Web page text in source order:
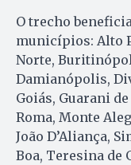
O trecho
municípios: Alto
Norte,
Damianópolis,
Goiás, Guarani
Roma, Monte
João D’Aliança,
Boa, Teresina de